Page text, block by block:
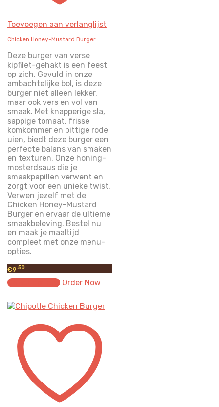
Toevoegen aan verlanglijst
Chicken Honey-Mustard Burger
Deze burger van verse
kipfilet-gehakt is een feest
op zich. Gevuld in onze
ambachtelijke bol, is deze
burger niet alleen lekker,
maar ook vers en vol van
smaak. Met knapperige sla,
sappige tomaat, frisse
komkommer en pittige rode
uien, biedt deze burger een
perfecte balans van smaken
en texturen. Onze honing-
mosterdsaus die je
smaakpapillen verwent en
zorgt voor een unieke twist.
Verwen jezelf met de
Chicken Honey-Mustard
Burger en ervaar de ultieme
smaakbeleving. Bestel nu
en maak je maaltijd
compleet met onze menu-
opties.
€9 .50
Select options Order Now